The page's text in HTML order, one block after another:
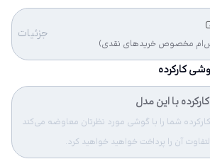
مخصوص خریدهای نقدی)
جزئیات
کارکرده
با این مدل
شما را با گوشی مورد نظرتان معاوضه می‌کند
آن را پرداخت خواهید خواهید کرد.